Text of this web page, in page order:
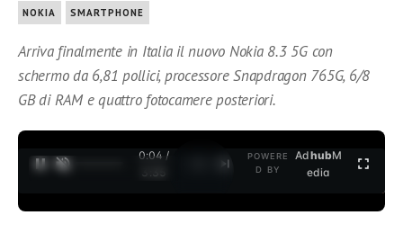
NOKIA SMARTPHONE
Arriva finalmente in Italia il nuovo Nokia 8.3 5G con
schermo da 6,81 pollici, processore Snapdragon 765G, 6/8
GB di RAM e quattro fotocamere posteriori.
0:04 /
3:35
POWERE
D BY
AdhubM
edia